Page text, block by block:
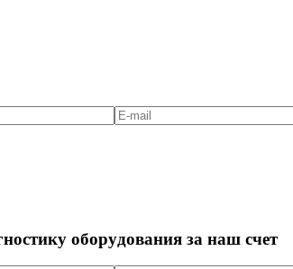
оборyдования за наш счет